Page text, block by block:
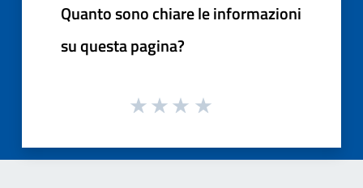
Quanto sono chiare le informazioni
su questa pagina?